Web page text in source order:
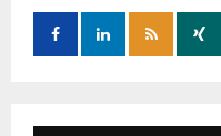
o
: